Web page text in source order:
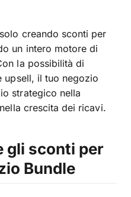
creando sconti per
un intero motore di
la possibilità di
upsell, il tuo negozio
strategico nella
crescita dei ricavi.
gli sconti per
Bundle